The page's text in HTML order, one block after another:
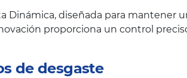
Dinámica, diseñada para mantener
proporciona un control
de desgaste